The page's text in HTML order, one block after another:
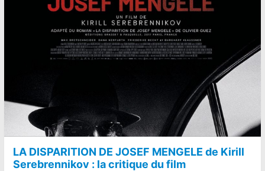
LA DISPARITION DE JOSEF MENGELE de Kirill
Serebrennikov : la critique du film